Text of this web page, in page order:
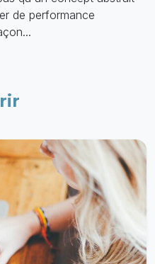
de performance